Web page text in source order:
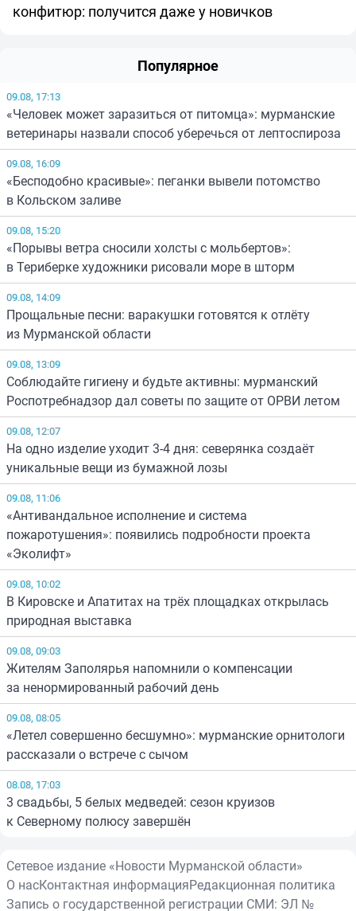
конфитюр: получится даже у новичков
Популярное
09.08, 17:13
«Человек может заразиться от питомца»: мурманские
ветеринары назвали способ уберечься от лептоспироза
09.08, 16:09
«Бесподобно красивые»: пеганки вывели потомство
в Кольском заливе
09.08, 15:20
«Порывы ветра сносили холсты с мольбертов»:
в Териберке художники рисовали море в шторм
09.08, 14:09
Прощальные песни: варакушки готовятся к отлёту
из Мурманской области
09.08, 13:09
Соблюдайте гигиену и будьте активны: мурманский
Роспотребнадзор дал советы по защите от ОРВИ летом
09.08, 12:07
На одно изделие уходит 3-4 дня: северянка создаёт
уникальные вещи из бумажной лозы
09.08, 11:06
«Антивандальное исполнение и система
пожаротушения»: появились подробности проекта
«Эколифт»
09.08, 10:02
В Кировске и Апатитах на трёх площадках открылась
природная выставка
09.08, 09:03
Жителям Заполярья напомнили о компенсации
за ненормированный рабочий день
09.08, 08:05
«Летел совершенно бесшумно»: мурманские орнитологи
рассказали о встрече с сычом
08.08, 17:03
3 свадьбы, 5 белых медведей: сезон круизов
к Северному полюсу завершён
Сетевое издание «Новости Мурманской области»
О насКонтактная информацияРедакционная политика
Запись о государственной регистрации СМИ: ЭЛ №